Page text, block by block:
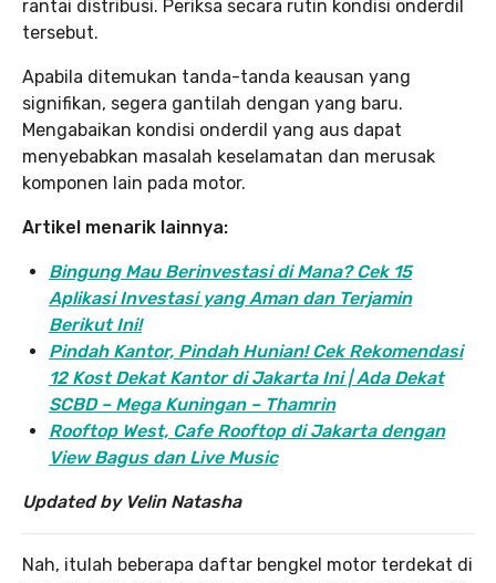
rantai distribusi. Periksa secara rutin kondisi onderdil
tersebut.
Apabila ditemukan tanda-tanda keausan yang
signifikan, segera gantilah dengan yang baru.
Mengabaikan kondisi onderdil yang aus dapat
menyebabkan masalah keselamatan dan merusak
komponen lain pada motor.
Artikel menarik lainnya:
Bingung Mau Berinvestasi di Mana? Cek 15
Aplikasi Investasi yang Aman dan Terjamin
Berikut Ini!
Pindah Kantor, Pindah Hunian! Cek Rekomendasi
12 Kost Dekat Kantor di Jakarta Ini | Ada Dekat
SCBD – Mega Kuningan – Thamrin
Rooftop West, Cafe Rooftop di Jakarta dengan
View Bagus dan Live Music
Updated by Velin Natasha
Nah, itulah beberapa daftar bengkel motor terdekat di